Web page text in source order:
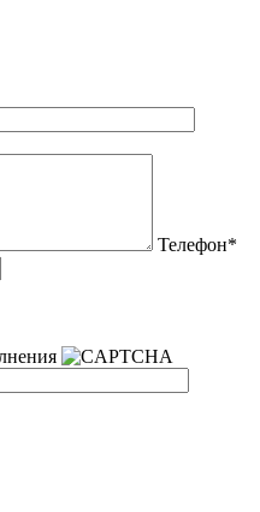
Телефон*